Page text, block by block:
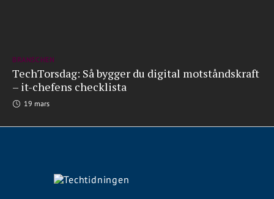
BRANSCHEN
TechTorsdag: Så bygger du digital motståndskraft
– it-chefens checklista
19 mars